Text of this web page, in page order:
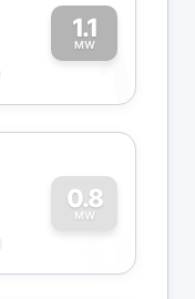
1.1
MW1
0.8
MW
0